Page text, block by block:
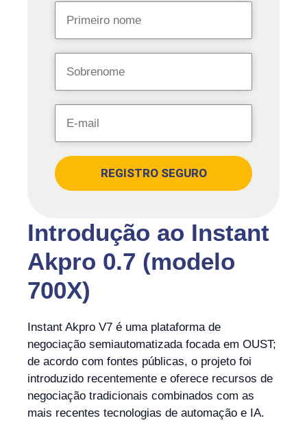
Introdução ao Instant
Akpro 0.7 (modelo
700X)
Instant Akpro V7 é uma plataforma de
negociação semiautomatizada focada em OUST;
de acordo com fontes públicas, o projeto foi
introduzido recentemente e oferece recursos de
negociação tradicionais combinados com as
mais recentes tecnologias de automação e IA.
REGISTRO SEGURO